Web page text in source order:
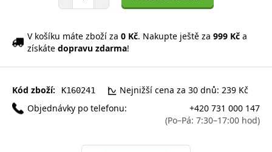
V košíku máte zboží za 0 Kč. Nakupte ještě za 999 Kč a
získáte dopravu zdarma!
Kód zboží: K160241
Nejnižší cena za 30 dnů: 239 Kč
Objednávky po telefonu:
+420 731 000 147
(Po–Pá: 7:30–17:00 hod)